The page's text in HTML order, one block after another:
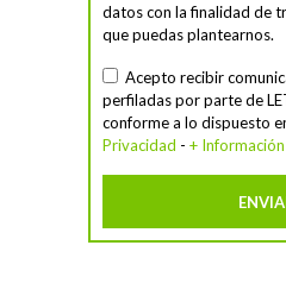
datos con la finalidad de
que puedas plantearnos.
Acepto recibir
perfiladas por parte de
conforme a lo dispuesto
Privacidad - + Información